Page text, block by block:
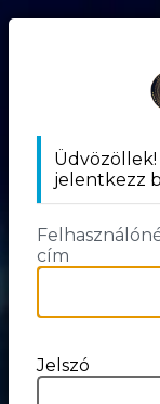
jelentkezz
cím
Jelszó